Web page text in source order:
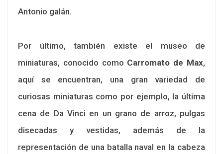
Antonio galán.
Por último, también existe el museo de
miniaturas, conocido como Carromato de Max,
aquí se encuentran, una gran variedad de
curiosas miniaturas como por ejemplo, la última
cena de Da Vinci en un grano de arroz, pulgas
disecadas y vestidas, además de la
representación de una batalla naval en la cabeza